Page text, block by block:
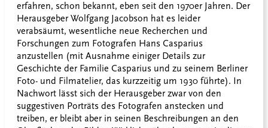
erfahren, schon bekannt, eben seit den 1970er Jahren. Der
Herausgeber Wolfgang Jacobson hat es leider
verabsäumt, wesentliche neue Recherchen und
Forschungen zum Fotografen Hans Casparius
anzustellen (mit Ausnahme einiger Details zur
Geschichte der Familie Casparius und zu seinem Berliner
Foto- und Filmatelier, das kurzzeitig um 1930 führte). In
Nachwort lässt sich der Herausgeber zwar von den
suggestiven Porträts des Fotografen anstecken und
treiben, er bleibt aber in seinen Beschreibungen an den